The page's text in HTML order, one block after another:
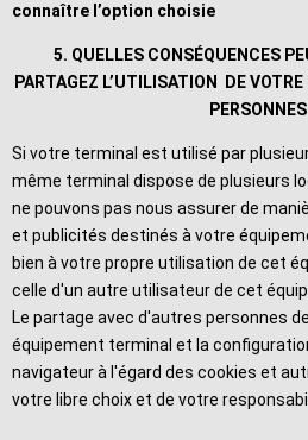
connaître l’option choisie
5. QUELLES CONSÉQUENCES
PARTAGEZ L’UTILISATION DE
Si votre terminal est utilisé par
même terminal dispose de plusieurs
ne pouvons pas nous assurer de
et publicités destinés à votre
bien à votre propre utilisation de cet
celle d'un autre utilisateur de cet
Le partage avec d'autres personnes
équipement terminal et la
navigateur à l'égard des cookies et
votre libre choix et de votre